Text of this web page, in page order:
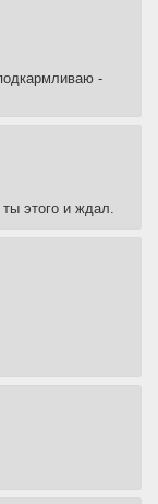
-
этого и ждал.